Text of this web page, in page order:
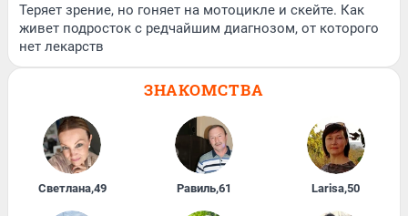
Теряет зрение, но гоняет на мотоцикле и скейте. Как
живет подросток с редчайшим диагнозом, от которого
нет лекарств
ЗНАКОМСТВА
Светлана,49 Равиль,61 Larisa,50